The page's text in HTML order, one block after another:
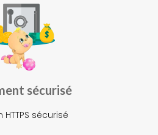
sécurisé
HTTPS sécurisé